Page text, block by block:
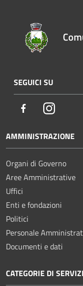
SEGUICI SU
Facebook
AMMINISTRAZIONE
Organi di Governo
Aree Amministrative
Uffici
Enti e fondazioni
Politici
Personale
Documenti e dati
CATEGORIE DI